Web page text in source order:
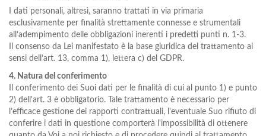
I dati personali, altresì, saranno trattati in via primaria
esclusivamente per finalità strettamente connesse e strumentali
all’adempimento delle obbligazioni inerenti i predetti punti n. 1-3.
Il consenso da Lei manifestato è la base giuridica del trattamento ai
sensi dell’art. 13, comma 1), lettera c) del GDPR.
4. Natura del conferimento
Il conferimento dei Suoi dati per le finalità di cui al punto 1) e punto
2) dell'art. 3 è obbligatorio. Tale trattamento è necessario per
l’efficace gestione dei rapporti contrattuali, l'eventuale Suo rifiuto di
conferire i dati in questione comporterà l'impossibilità di ottenere